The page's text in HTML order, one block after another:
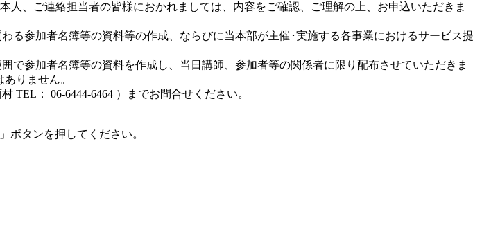
人、ご連絡担当者の皆様におかれましては、内容をご確認、ご理解の上、お申込いただきま
る参加者名簿等の資料等の作成、ならびに当本部が主催･実施する各事業におけるサービス提
で参加者名簿等の資料を作成し、当日講師、参加者等の関係者に限り配布させていただきま
りません。
TEL： 06-6444-6464 ）までお問合せください。
ボタンを押してください。